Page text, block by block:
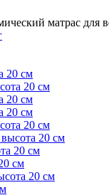
матрас для
20 см
20 см
20 см
20 см
20 см
20 см
20 см
см
20 см